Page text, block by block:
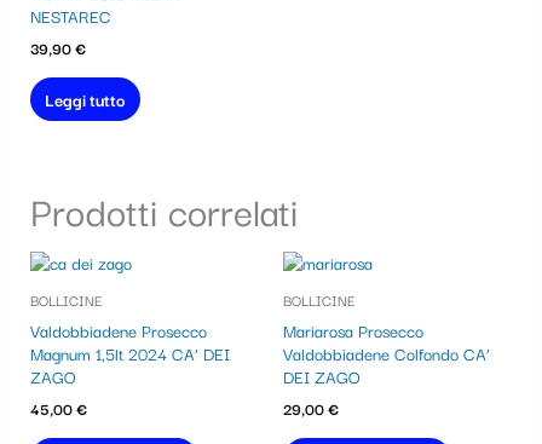
NESTAREC
39,90€
Leggi tutto
Prodotti correlati
BOLLICINE
Valdobbiadene Prosecco
Magnum 1,5lt 2024 CA’ DEI
ZAGO
45,00€
BOLLICINE
Mariarosa Prosecco
Valdobbiadene Colfondo CA’
DEI ZAGO
29,00€